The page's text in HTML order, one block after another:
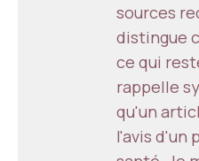
sources
distingue
ce qui
rappelle
qu'un
l'avis d'un